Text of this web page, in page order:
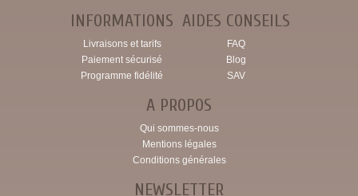
INFORMATIONS
Livraisons et tarifs
Paiement sécurisé
Programme fidélité
AIDES CONSEILS
FAQ
Blog
SAV
A PROPOS
Qui sommes-nous
Mentions légales
Conditions générales
NEWSLETTER